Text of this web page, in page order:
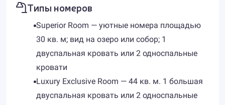
Типы номеров
Superior Room — уютные номера площадью
30 кв. м; вид на озеро или собор; 1
двуспальная кровать или 2 односпальные
кровати
Luxury Exclusive Room — 44 кв. м. 1 большая
двуспальная кровать или 2 односпальные